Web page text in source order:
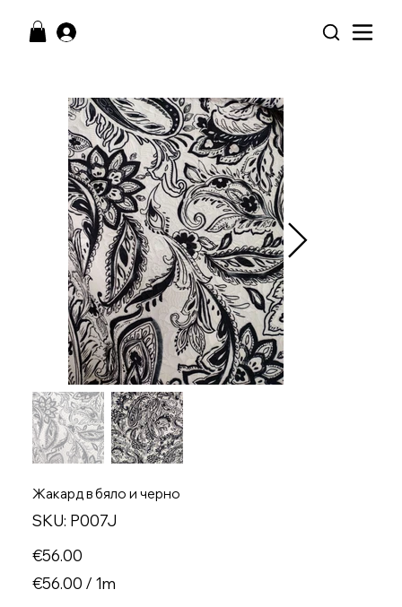
Жакард в бяло и черно
SKU: SKU
P007J
P007J
Price
€56.00
€56.00
per
€56.00 / 1m